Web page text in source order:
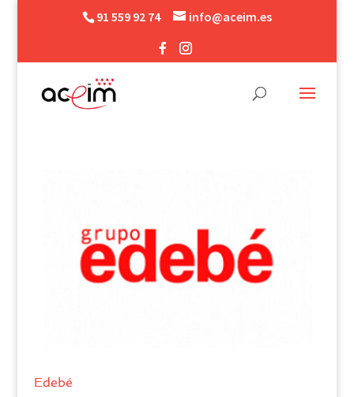
91 559 92 74 info@aceim.es
Edebé